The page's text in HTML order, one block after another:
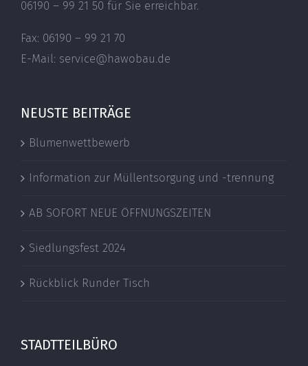
06190 – 99 21 50 für Sie erreichbar.
Fax: 06190 – 99 21 70
E-Mail: service@hawobau.de
NEUSTE BEITRÄGE
Blumenwettbewerb
Information zur Müllentsorgung und -trennung
AB SOFORT NEUE ÖFFNUNGSZEITEN
Siedlungsfest 2024
Rückblick Runder Tisch
STADTTEILBÜRO